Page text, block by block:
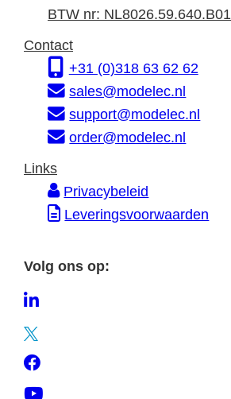
r
s
d
e
s
f
r
m
a
t
e
BTW nr: NL8026.59.640.B01
Contact
+31 (0)318 63 62 62
sales@modelec.nl
support@modelec.nl
order@modelec.nl
Links
Privacybeleid
Leveringsvoorwaarden
Volg ons op:
L
k
e
w
aY